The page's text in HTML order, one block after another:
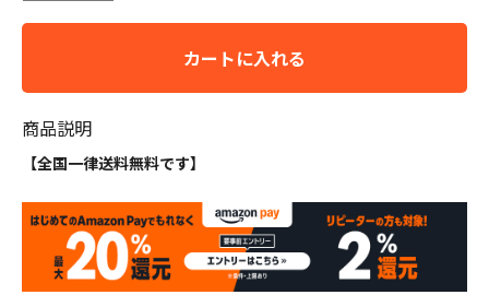
カートに入れる
商品説明
【全国一律送料無料です】